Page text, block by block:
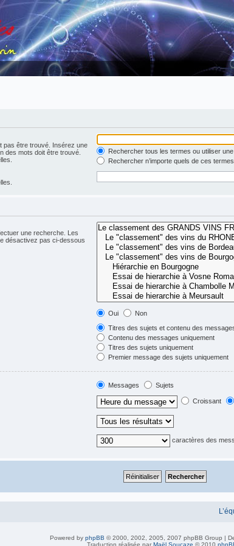
pas être trouvé. Insérez une
des mots doit être trouvé.
Rechercher tous les termes ou utiliser
Rechercher n’importe quels de ces termes
une recherche. Les
désactivez pas ci-dessous
Oui
Non
Titres des sujets et contenu des
Contenu des messages uniquement
Titres des sujets uniquement
Premier message des sujets uniquement
Messages
Sujets
Croissant
caractères des
Powered by phpBB © 2000, 2002, 2005, 2007 phpBB Group |
Traduction réalisée par Maël Soucaze © 2010